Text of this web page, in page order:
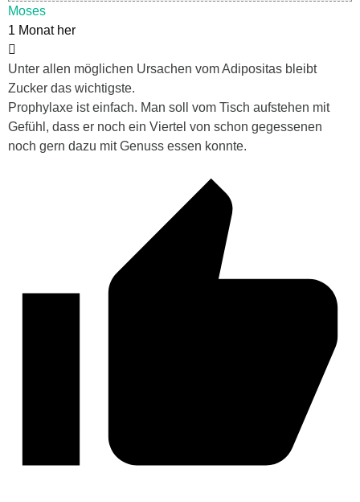
Moses
1 Monat her
Unter allen möglichen Ursachen vom Adipositas bleibt
Zucker das wichtigste.
Prophylaxe ist einfach. Man soll vom Tisch aufstehen mit
Gefühl, dass er noch ein Viertel von schon gegessenen
noch gern dazu mit Genuss essen konnte.